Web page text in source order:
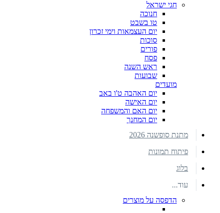
חגי ישראל
חנוכה
טו בשבט
יום העצמאות וימי זכרון
סוכות
פורים
פסח
ראש השנה
שבועות
מועדים
יום האהבה ט'ו באב
יום האישה
יום האם והמשפחה
יום המחנך
מתנת סופשנה 2026
פיתוח תמונות
בלוג
עוד...
הדפסה על מוצרים